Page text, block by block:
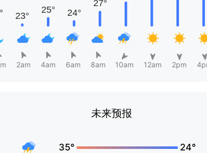
2am 4am 6am 8am 10am 12am 2pm
未来预报
35° 24°